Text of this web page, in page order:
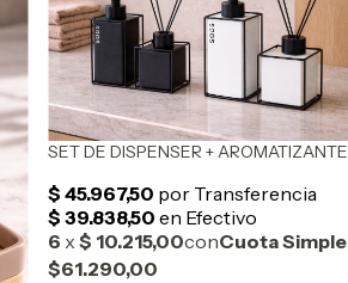
SET DE DISPENSER + AROMATIZANTE
$61.290,00